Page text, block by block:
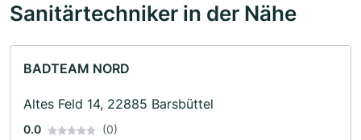
Sanitärtechniker in der Nähe
BADTEAM NORD
Altes Feld 14, 22885 Barsbüttel
0.0 (0)